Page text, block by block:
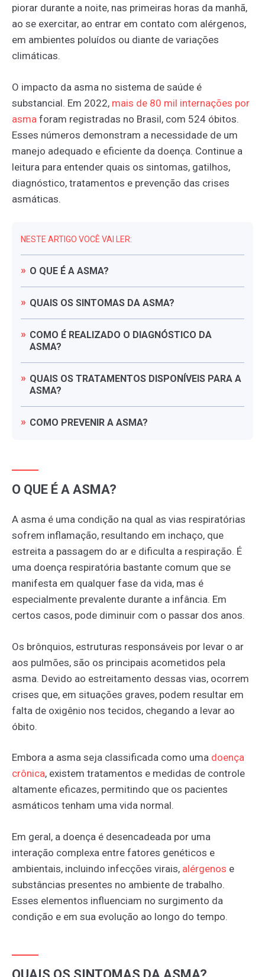
piorar durante a noite, nas primeiras horas da manhã,
ao se exercitar, ao entrar em contato com alérgenos,
em ambientes poluídos ou diante de variações
climáticas.
O impacto da asma no sistema de saúde é
substancial. Em 2022, mais de 80 mil internações por
asma foram registradas no Brasil, com 524 óbitos.
Esses números demonstram a necessidade de um
manejo adequado e eficiente da doença​​. Continue a
leitura para entender quais os sintomas, gatilhos,
diagnóstico, tratamentos e prevenção das crises
asmáticas.
NESTE ARTIGO VOCÊ VAI LER:
O QUE É A ASMA?
QUAIS OS SINTOMAS DA ASMA?
COMO É REALIZADO O DIAGNÓSTICO DA
ASMA?
QUAIS OS TRATAMENTOS DISPONÍVEIS PARA A
ASMA?
COMO PREVENIR A ASMA?
O QUE É A ASMA?
A asma é uma condição na qual as vias respiratórias
sofrem inflamação, resultando em inchaço, que
estreita a passagem do ar e dificulta a respiração. É
uma doença respiratória bastante comum que se
manifesta em qualquer fase da vida, mas é
especialmente prevalente durante a infância. Em
certos casos, pode diminuir com o passar dos anos.
Os brônquios, estruturas responsáveis por levar o ar
aos pulmões, são os principais acometidos pela
asma. Devido ao estreitamento dessas vias, ocorrem
crises que, em situações graves, podem resultar em
falta de oxigênio nos tecidos, chegando a levar ao
óbito.
Embora a asma seja classificada como uma doença
crônica, existem tratamentos e medidas de controle
altamente eficazes, permitindo que os pacientes
asmáticos tenham uma vida normal.
Em geral, a doença é desencadeada por uma
interação complexa entre fatores genéticos e
ambientais, incluindo infecções virais, alérgenos e
substâncias presentes no ambiente de trabalho.
Esses elementos influenciam no surgimento da
condição e em sua evolução ao longo do tempo.